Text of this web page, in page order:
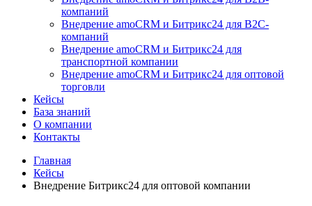
компаний
Внедрение amoCRM и Битрикс24 для В2С-
компаний
Внедрение amoCRM и Битрикс24 для
транспортной компании
Внедрение amoCRM и Битрикс24 для оптовой
торговли
Кейсы
База знаний
О компании
Контакты
Главная
Кейсы
Внедрение Битрикс24 для оптовой компании